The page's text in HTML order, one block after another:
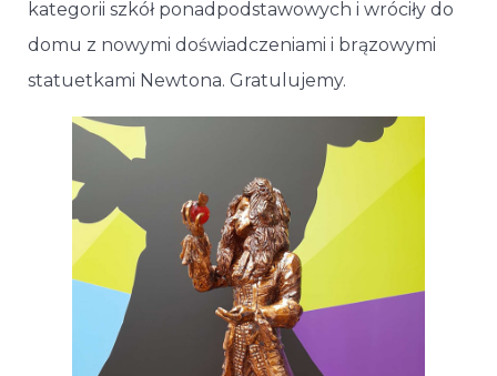
kategorii szkół ponadpodstawowych i wróciły do
domu z nowymi doświadczeniami i brązowymi
statuetkami Newtona. Gratulujemy.